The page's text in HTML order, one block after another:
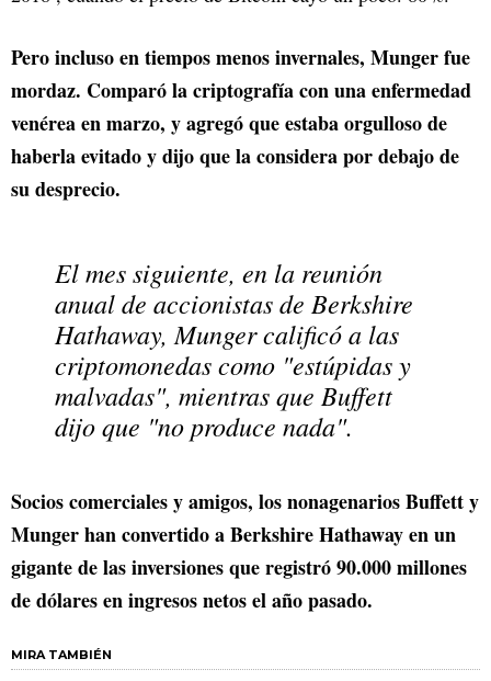
Pero incluso en tiempos menos invernales, Munger fue
mordaz. Comparó la criptografía con una enfermedad
venérea en marzo, y agregó que estaba orgulloso de
haberla evitado y dijo que la considera por debajo de
su desprecio.
El mes siguiente, en la reunión
anual de accionistas de Berkshire
Hathaway, Munger calificó a las
criptomonedas como "estúpidas y
malvadas", mientras que Buffett
dijo que "no produce nada".
Socios comerciales y amigos, los nonagenarios Buffett y
Munger han convertido a Berkshire Hathaway en un
gigante de las inversiones que registró 90.000 millones
de dólares en ingresos netos el año pasado.
MIRA TAMBIÉN